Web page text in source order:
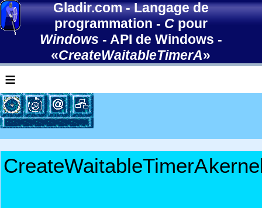
Gladir.com-Langage de
programmation-Cpour
Windows - API de Windows -
«CreateWaitableTimerA»
≡
CreateWaitableTimerA